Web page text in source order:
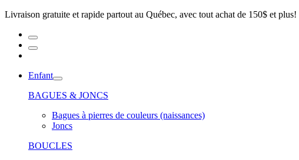
Livraison gratuite et rapide partout au Québec, avec tout achat de 150$ et plus!
Enfant
BAGUES & JONCS
Bagues à pierres de couleurs (naissances)
Joncs
BOUCLES